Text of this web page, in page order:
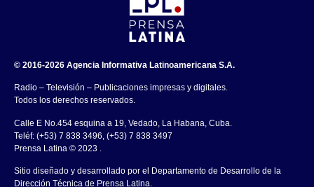
© 2016-2026 Agencia Informativa Latinoamericana S.A.
Radio – Televisión – Publicaciones impresas y digitales.
Todos los derechos reservados.
Calle E No.454 esquina a 19, Vedado, La Habana, Cuba.
Teléf: (+53) 7 838 3496, (+53) 7 838 3497
Prensa Latina © 2023 .
Sitio diseñado y desarrollado por el Departamento de Desarrollo de la
Dirección Técnica de Prensa Latina.